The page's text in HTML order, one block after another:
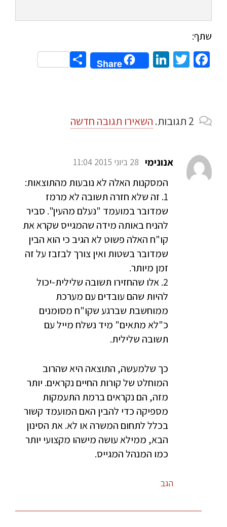
שתף:
Facebook
Twitter
LinkedIn
Share
Share
2 תגובות. השאירו תגובה חדשה
אנונימי 28 ביוני 2015 11:04
המסקנות האלה לא נובעות מהתוצאות:
1. זה שלא חזרה תשובה לא מרמז
שמדובר במועמד "נעלם מהעין". סביר
להניח באותה מידה שהמגייס שקרא את
קו"ח האלה פשוט לא הגיב כי הוא הבין
שמדובר בשטות ואין צורך לבזבז על זה
זמן מיותר.
2. אלו שהחזירו תשובה שלילית-יכול
להיות שהם עובדים עם מערכת
ממוחשבת שברגע שקו"ח מסומנים
כ"לא מתאים" מיד נשלח מייל עם
תשובה שלילית.
כך שלמעשה, התוצאה היא שהרוב
המוחלט של קורות החיים נקראים. יותר
מזה, הם נקראים ברמת התעמקות
מספיקה כדי להבין האם המועמד קשור
בכלל לתחום המשרה או לא. את הסינון
הבא, ממילא עושה מישהו מקצועי יותר
כמו המנהל המגייס.
הגב